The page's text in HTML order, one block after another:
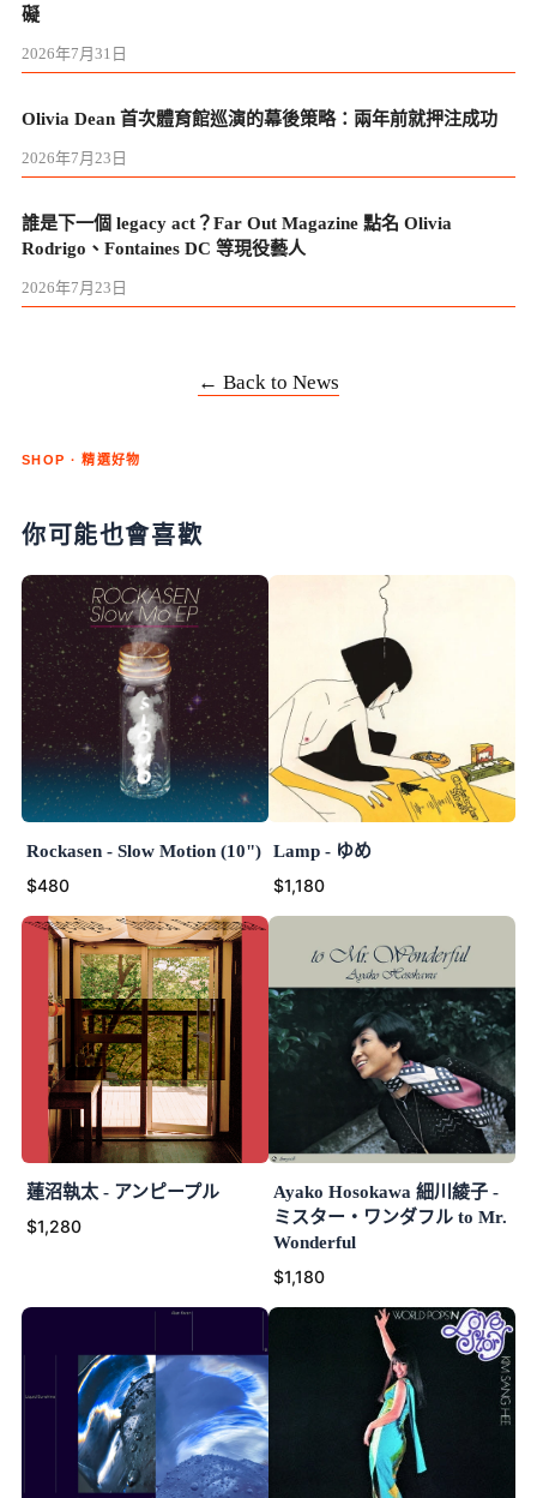
礙
2026年7月31日
Olivia Dean 首次體育館巡演的幕後策略：兩年前就押注成功
2026年7月23日
誰是下一個 legacy act？Far Out Magazine 點名 Olivia
Rodrigo、Fontaines DC 等現役藝人
2026年7月23日
← Back to News
SHOP · 精選好物
你可能也會喜歡
Rockasen - Slow Motion (10")
$480
Lamp - ゆめ
$1,180
蓮沼執太 - アンピープル
$1,280
Ayako Hosokawa 細川綾子 -
ミスター・ワンダフル to Mr.
Wonderful
$1,180